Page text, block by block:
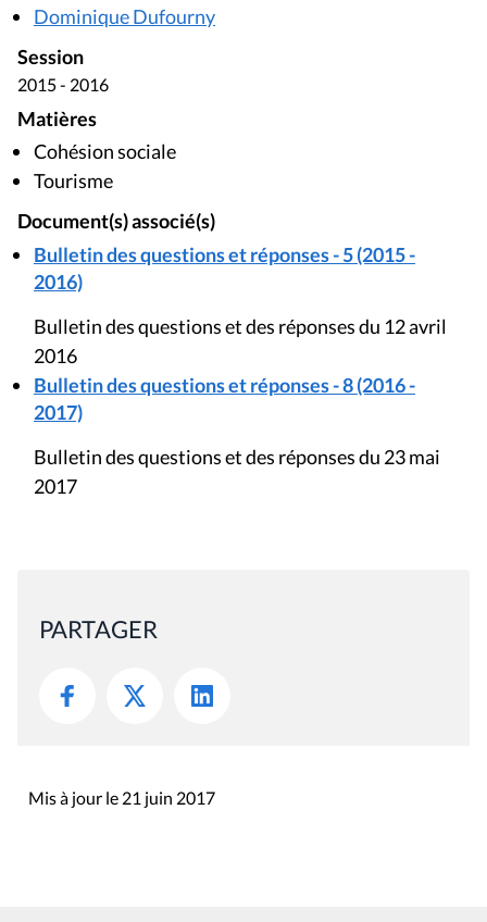
Dominique Dufourny
Session
2015 - 2016
Matières
Cohésion sociale
Tourisme
Document(s) associé(s)
Bulletin des questions et réponses - 5 (2015 -
2016)
Bulletin des questions et des réponses du 12 avril
2016
Bulletin des questions et réponses - 8 (2016 -
2017)
Bulletin des questions et des réponses du 23 mai
2017
PARTAGER
Mis à jour le 21 juin 2017